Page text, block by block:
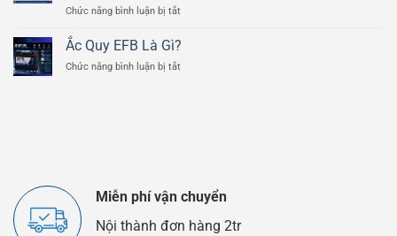
Của
Ắc
Ô
Chức năng bình luận bị tắt
Quy
Và
Thế
Ắc Quy EFB Là Gì?
Chức năng bình luận bị tắt
Miễn phí vận chuyển
Nội thành đơn hàng 2tr